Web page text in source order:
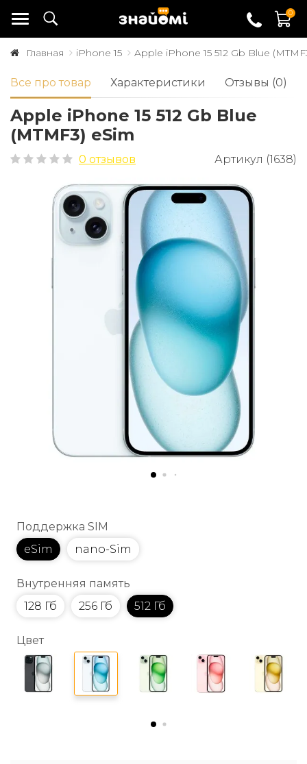
0
Главная iPhone 15 Apple iPhone 15 512 Gb Blue
Все про товар Характеристики Отзывы (0)
Apple iPhone 15 512 Gb Blue
(MTMF3) eSim
0 отзывов Артикул (1638)
Поддержка SIM
eSim
nano-Sim
Внутренняя память
128 Гб
256 Гб 512 Гб
Цвет